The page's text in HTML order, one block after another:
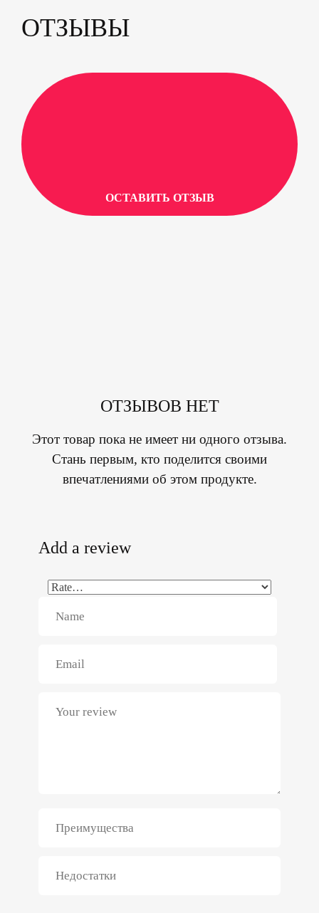
ОТЗЫВЫ
ОСТАВИТЬ ОТЗЫВ
ОТЗЫВОВ НЕТ
Этот товар пока не имеет ни одного отзыва.
Стань первым, кто поделится своими
впечатлениями об этом продукте.
Add a review